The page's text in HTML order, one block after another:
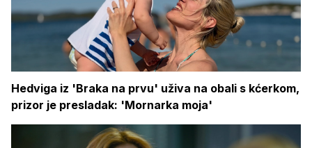
Hedviga iz 'Braka na prvu' uživa na obali s kćerkom,
prizor je presladak: 'Mornarka moja'